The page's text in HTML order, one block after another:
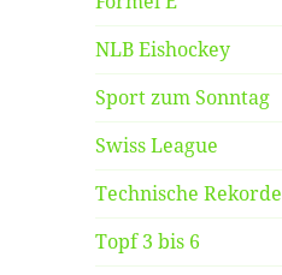
NLB Eishockey
Sport zum Sonntag
Swiss League
Technische Rekorde
Topf 3 bis 6